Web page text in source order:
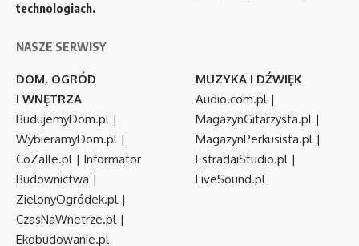
technologiach.
NASZE SERWISY
DOM, OGRÓD
I WNĘTRZA
BudujemyDom.pl|
WybieramyDom.pl|
CoZaIle.pl| Informator
Budownictwa |
ZielonyOgródek.pl|
CzasNaWnetrze.pl|
Ekobudowanie.pl
MUZYKA I DŹWIĘK
Audio.com.pl|
MagazynGitarzysta.pl|
MagazynPerkusista.pl|
EstradaiStudio.pl|
LiveSound.pl